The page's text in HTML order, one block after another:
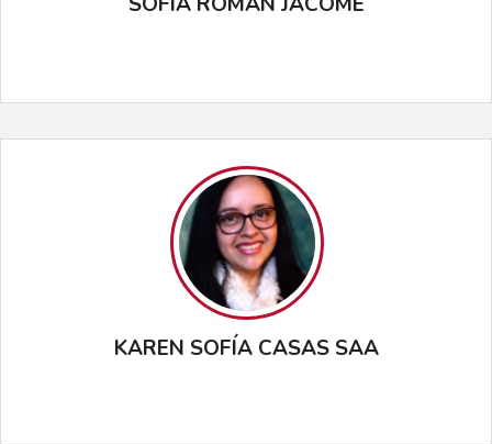
KAREN SOFÍA CASAS SAA